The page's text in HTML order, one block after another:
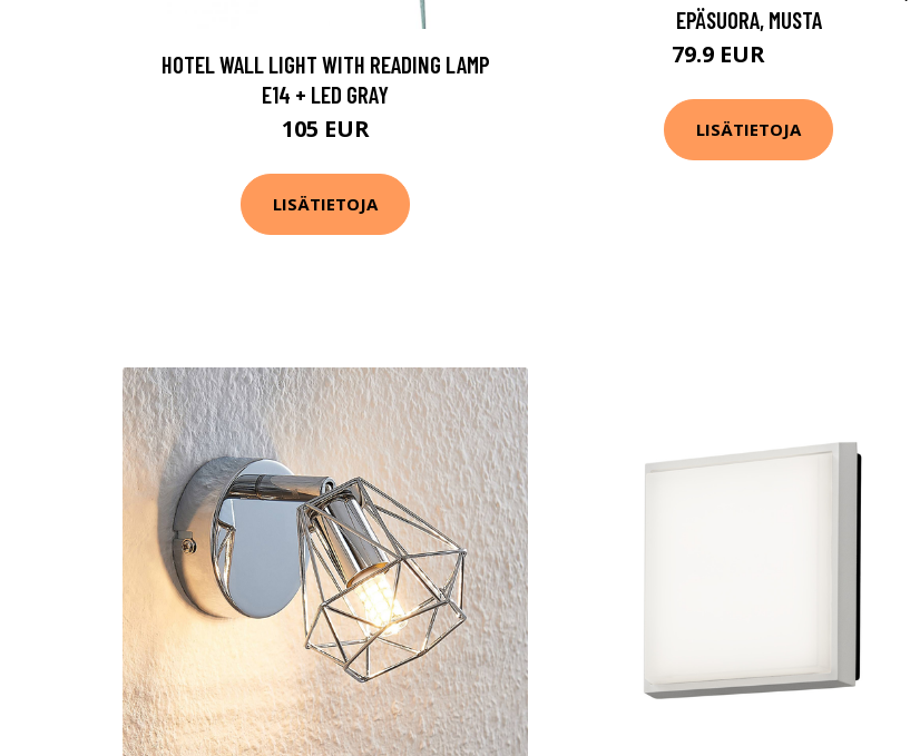
HOTEL WALL LIGHT WITH READING LAMP
E14 + LED GRAY
105 EUR
LISÄTIETOJA
EPÄSUORA, MUSTA
79.9 EUR
LISÄTIETOJA